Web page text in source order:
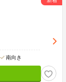
南向き